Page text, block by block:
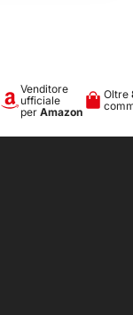
Venditore
ufficiale
per Amazon
Oltre